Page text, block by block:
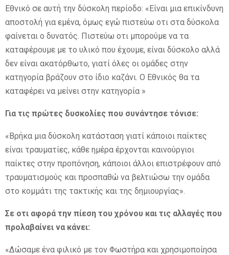
Εθνικό σε αυτή την δύσκολη περίοδο: «Είναι μια επικίνδυνη
αποστολή για εμένα, όμως εγώ πιστεύω οτι στα δύσκολα
φαίνεται ο δυνατός. Πιστεύω οτι μπορούμε να τα
καταφέρουμε με το υλικό που έχουμε, είναι δύσκολο αλλά
δεν είναι ακατόρθωτο, γιατί όλες οι ομάδες στην
κατηγορία βράζουν στο ίδιο καζάνι. Ο Εθνικός θα τα
καταφέρει να μείνει στην κατηγορία »
Για τις πρώτες δυσκολίες που συνάντησε τόνισε:
«Βρήκα μια δύσκολη κατάσταση γιατί κάποιοι παίκτες
είναι τραυματίες, κάθε ημέρα έρχονται καινούργιοι
παίκτες στην προπόνηση, κάποιοι άλλοι επιστρέφουν από
τραυματισμούς και προσπαθώ να βελτιώσω την ομάδα
στο κομμάτι της τακτικής και της δημιουργίας».
Σε οτι αφορά την πίεση του χρόνου και τις αλλαγές που
προλαβαίνει να κάνει:
«Δώσαμε ένα φιλικό με τον Φωστήρα και χρησιμοποίησα